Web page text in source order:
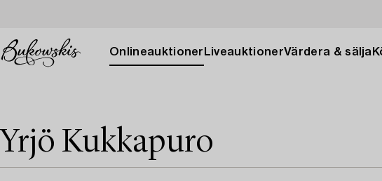
Onlineauktioner LiveauktionerVärdera & sälja
Yrjö Kukkapuro